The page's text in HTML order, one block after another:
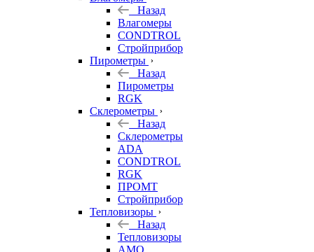
Назад
Влагомеры
CONDTROL
Стройприбор
Пирометры
Назад
Пирометры
RGK
Склерометры
Назад
Склерометры
ADA
CONDTROL
RGK
ПРОМТ
Стройприбор
Тепловизоры
Назад
Тепловизоры
AMO